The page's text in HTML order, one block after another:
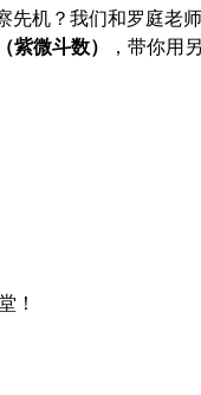
先机？我们和罗庭老
微斗数）
，带你用
！